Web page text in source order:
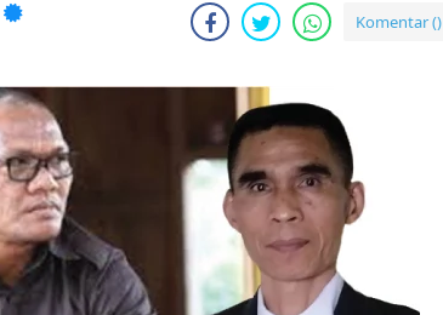
Komentar ()